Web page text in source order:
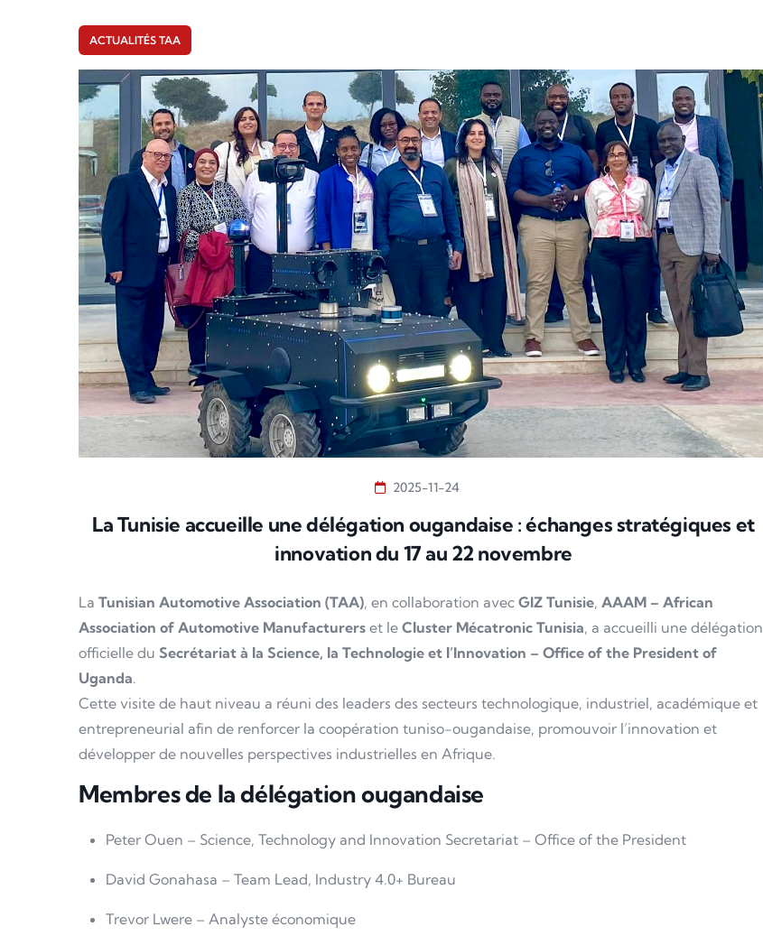
ACTUALITÉS TAA
2025-11-24
La Tunisie accueille une délégation ougandaise : échanges stratégiques et
innovation du 17 au 22 novembre
La Tunisian Automotive Association (TAA), en collaboration avec GIZ Tunisie, AAAM – African
Association of Automotive Manufacturers et le Cluster Mécatronic Tunisia, a accueilli une délégation
officielle du Secrétariat à la Science, la Technologie et l’Innovation – Office of the President of
Uganda.
Cette visite de haut niveau a réuni des leaders des secteurs technologique, industriel, académique et
entrepreneurial afin de renforcer la coopération tuniso-ougandaise, promouvoir l’innovation et
développer de nouvelles perspectives industrielles en Afrique.
Membres de la délégation ougandaise
Peter Ouen – Science, Technology and Innovation Secretariat – Office of the President
David Gonahasa – Team Lead, Industry 4.0+ Bureau
Trevor Lwere – Analyste économique